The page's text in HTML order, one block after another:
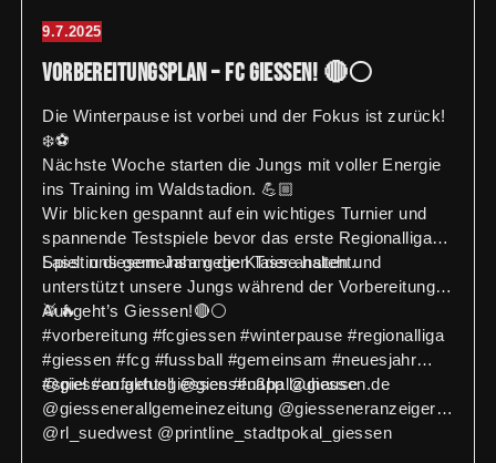
9.7.2025
Vorbereitungsplan – FC Giessen! 🔴⚪️
Die Winterpause ist vorbei und der Fokus ist zurück!
❄️⚽
Nächste Woche starten die Jungs mit voller Energie
ins Training im Waldstadion. 💪🏼
Wir blicken gespannt auf ein wichtiges Turnier und
spannende Testspiele bevor das erste Regionalliga-
Spiel in diesem Jahr gegen Trier ansteht.
Lasst uns gemeinsam die Klasse halten und
unterstützt unsere Jungs während der Vorbereitung!
🥁🔥
Auf geht’s Giessen!🔴⚪️
#vorbereitung #fcgiessen #winterpause #regionalliga
#giessen #fcg #fussball #gemeinsam #neuesjahr
#spiel #aufgehtsgiessen #fußballzuhause
@giessen.aktuell @giessenapp @giessen.de
@giessenerallgemeinezeitung @giesseneranzeiger
@rl_suedwest @printline_stadtpokal_giessen